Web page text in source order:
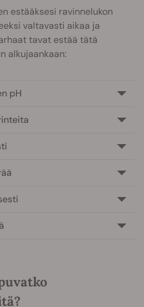
estääksesi ravinnelukon
valtavasti aikaa ja
tavat estää tätä
alkujaankaan:
pH